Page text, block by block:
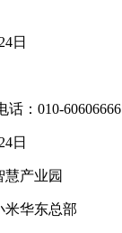
日
：010-60606666
日
产业园
米华东总部